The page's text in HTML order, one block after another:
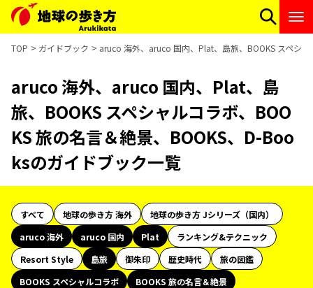
TOP ガイドブック aruco 海外、aruco 国内、Plat、島旅、BOOKS スペシ
aruco 海外、aruco 国内、Plat、島
旅、BOOKS スペシャルコラボ、BOO
KS 旅の名言＆絶景、BOOKS、D-Boo
ksのガイドブック一覧
すべて 地球の歩き方 海外
地球の歩き方 Jシリーズ（国内）
aruco 海外
aruco 国内 Plat
ランキング&テクニック
Resort Style
島旅 御朱印 歴史時代
旅の図鑑
BOOKS スペシャルコラボ
BOOKS 旅の名言＆絶景